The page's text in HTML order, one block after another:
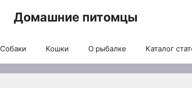
Домашние питомцы
Собаки Кошки О рыбалке Каталог